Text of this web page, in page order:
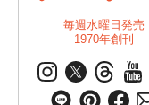
毎週水曜日発売
1970年創刊